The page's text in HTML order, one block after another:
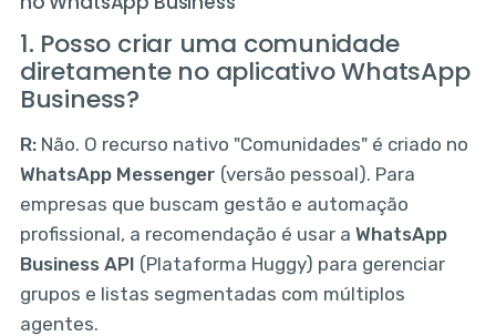
1. Posso criar uma comunidade
diretamente no aplicativo WhatsApp
Business?
R:Não. O recurso nativo "Comunidades" é criado no
WhatsApp Messenger (versão pessoal). Para
empresas que buscam gestão e automação
profissional, a recomendação é usar a WhatsApp
Business API (Plataforma Huggy) para gerenciar
grupos e listas segmentadas com múltiplos
agentes.